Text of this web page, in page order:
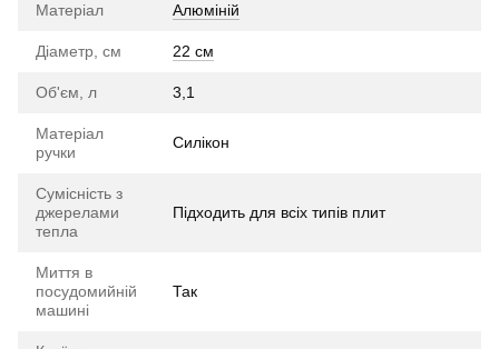
Матеріал Алюміній
Діаметр, см 22 см
Об'єм, л 3,1
Матеріал
ручки
Силікон
Сумісність з
джерелами
тепла
Підходить для всіх типів плит
Миття в
посудомийній
машині
Так